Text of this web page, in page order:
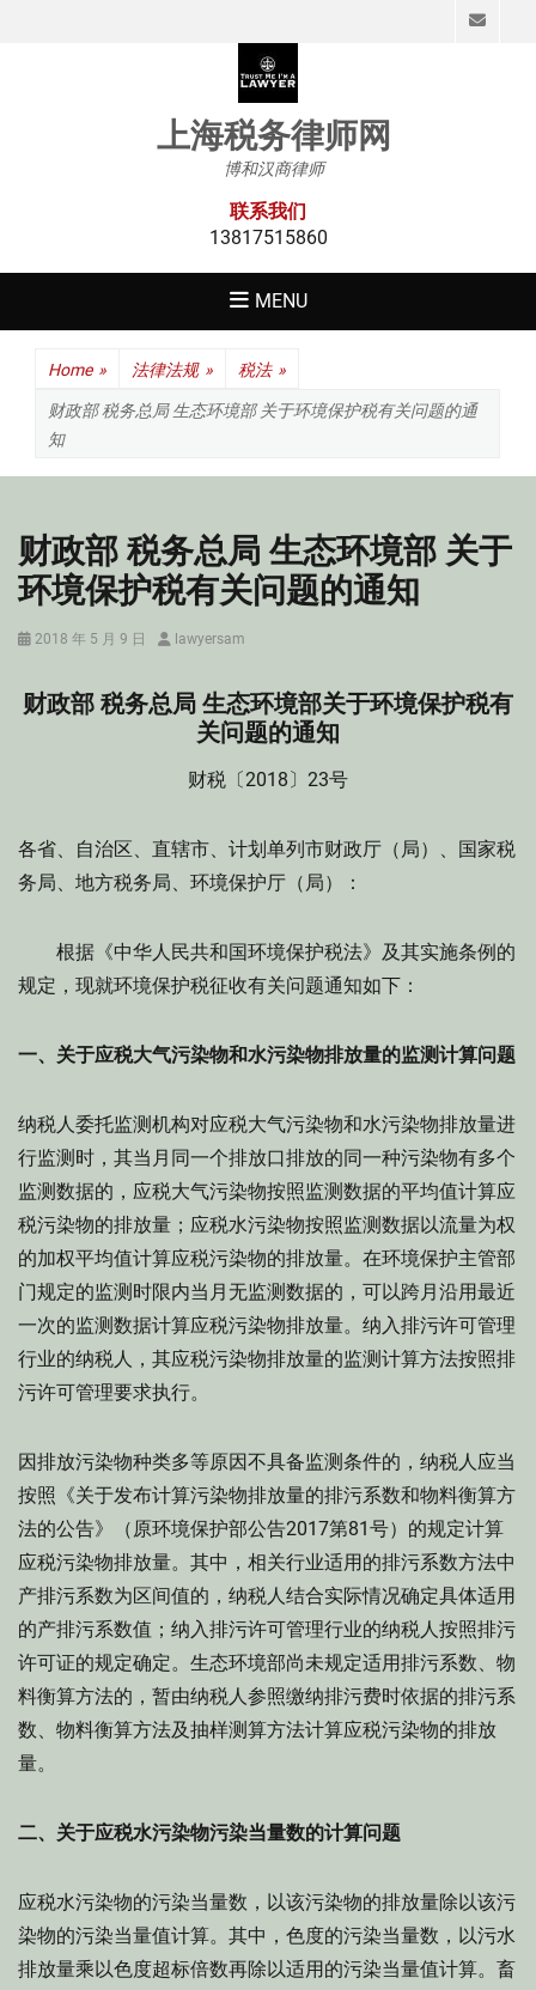
上海税务律师网
博和汉商律师
联系我们
13817515860
MENU
Home » 法律法规 » 税法 »
财政部 税务总局 生态环境部 关于环境保护税有关问题的通
知
财政部 税务总局 生态环境部 关于
环境保护税有关问题的通知
Posted
2018 年 5 月 9 日 Authorlawyersam
财政部 税务总局 生态环境部关于环境保护税有
关问题的通知
财税〔2018〕23号
各省、自治区、直辖市、计划单列市财政厅（局）、国家税
务局、地方税务局、环境保护厅（局）：
根据《中华人民共和国环境保护税法》及其实施条例的
规定，现就环境保护税征收有关问题通知如下：
一、关于应税大气污染物和水污染物排放量的监测计算问题
纳税人委托监测机构对应税大气污染物和水污染物排放量进
行监测时，其当月同一个排放口排放的同一种污染物有多个
监测数据的，应税大气污染物按照监测数据的平均值计算应
税污染物的排放量；应税水污染物按照监测数据以流量为权
的加权平均值计算应税污染物的排放量。在环境保护主管部
门规定的监测时限内当月无监测数据的，可以跨月沿用最近
一次的监测数据计算应税污染物排放量。纳入排污许可管理
行业的纳税人，其应税污染物排放量的监测计算方法按照排
污许可管理要求执行。
因排放污染物种类多等原因不具备监测条件的，纳税人应当
按照《关于发布计算污染物排放量的排污系数和物料衡算方
法的公告》（原环境保护部公告2017第81号）的规定计算
应税污染物排放量。其中，相关行业适用的排污系数方法中
产排污系数为区间值的，纳税人结合实际情况确定具体适用
的产排污系数值；纳入排污许可管理行业的纳税人按照排污
许可证的规定确定。生态环境部尚未规定适用排污系数、物
料衡算方法的，暂由纳税人参照缴纳排污费时依据的排污系
数、物料衡算方法及抽样测算方法计算应税污染物的排放
量。
二、关于应税水污染物污染当量数的计算问题
应税水污染物的污染当量数，以该污染物的排放量除以该污
染物的污染当量值计算。其中，色度的污染当量数，以污水
排放量乘以色度超标倍数再除以适用的污染当量值计算。畜